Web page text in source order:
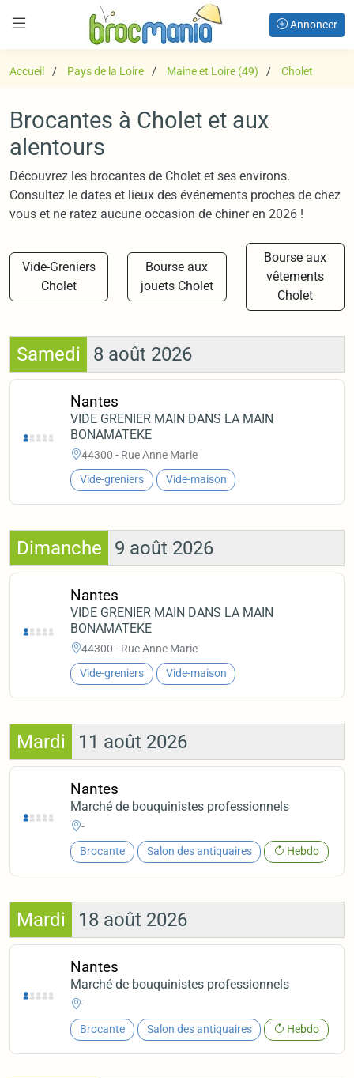
Annoncer
Accueil Pays de la Loire Maine et Loire (49) Cholet
Brocantes à Cholet et aux
alentours
Découvrez les brocantes de Cholet et ses environs.
Consultez le dates et lieux des événements proches de chez
vous et ne ratez aucune occasion de chiner en 2026 !
Vide-Greniers
Cholet
Bourse aux
jouets Cholet
Bourse aux
vêtements
Cholet
Samedi 8 août 2026
Nantes
VIDE GRENIER MAIN DANS LA MAIN
BONAMATEKE
44300 - Rue Anne Marie
Vide-greniers Vide-maison
Dimanche 9 août 2026
Nantes
VIDE GRENIER MAIN DANS LA MAIN
BONAMATEKE
44300 - Rue Anne Marie
Vide-greniers Vide-maison
Mardi 11 août 2026
Nantes
Marché de bouquinistes professionnels
-
Brocante Salon des antiquaires Hebdo
Mardi 18 août 2026
Nantes
Marché de bouquinistes professionnels
-
Brocante Salon des antiquaires Hebdo